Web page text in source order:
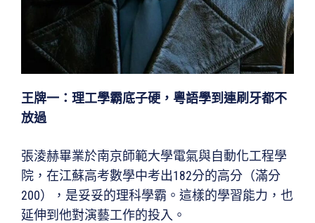
王牌一：理工學霸底子硬，粵語學到連刷牙都不
放過
張淩赫畢業於南京師範大學電氣與自動化工程學
院，在江蘇高考數學中考出182分的高分（滿分
200），是妥妥的理科學霸。這樣的學習能力，也
延伸到他對演藝工作的投入。